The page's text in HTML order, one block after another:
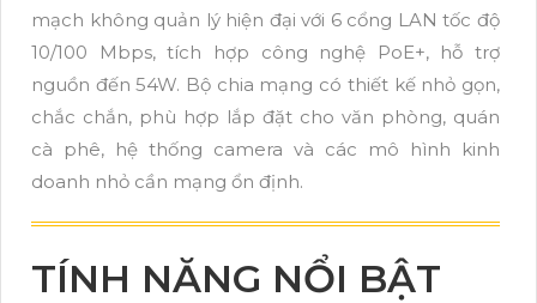
mạch không quản lý hiện đại với 6 cổng LAN tốc độ
10/100 Mbps, tích hợp công nghệ PoE+, hỗ trợ
nguồn đến 54W. Bộ chia mạng có thiết kế nhỏ gọn,
chắc chắn, phù hợp lắp đặt cho văn phòng, quán
cà phê, hệ thống camera và các mô hình kinh
doanh nhỏ cần mạng ổn định.
TÍNH NĂNG NỔI BẬT